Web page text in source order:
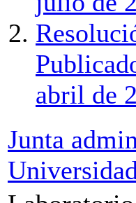
abril de
Junta